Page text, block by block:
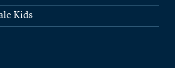
Kids